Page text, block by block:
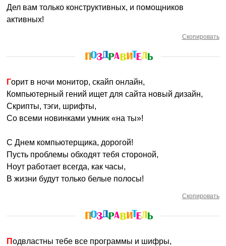
Дел вам только конструктивных, и помощников
активных!
Скопировать
Горит в ночи монитор, скайп онлайн,
Компьютерный гений ищет для сайта новый дизайн,
Скрипты, тэги, шрифты,
Со всеми новинками умник «на ты»!
С Днем компьютерщика, дорогой!
Пусть проблемы обходят тебя стороной,
Ноут работает всегда, как часы,
В жизни будут только белые полосы!
Скопировать
Подвластны тебе все программы и шифры,